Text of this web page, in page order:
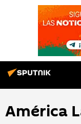
América